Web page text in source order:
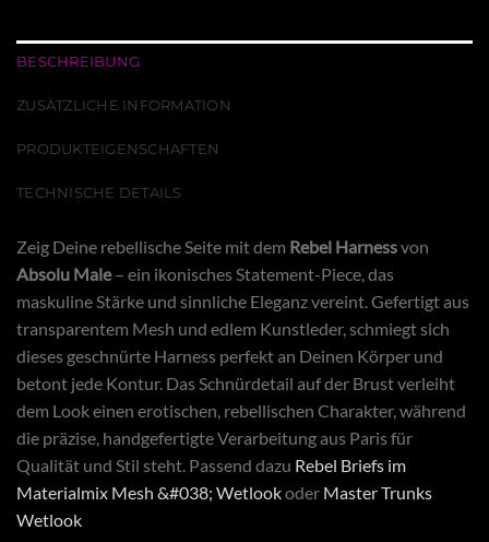
BESCHREIBUNG
ZUSÄTZLICHE INFORMATION
PRODUKTEIGENSCHAFTEN
TECHNISCHE DETAILS
Zeig Deine rebellische Seite mit dem Rebel Harnessvon
Absolu Male– ein ikonisches Statement-Piece, das
maskuline Stärke und sinnliche Eleganz vereint. Gefertigt aus
transparentem Mesh und edlem Kunstleder, schmiegt sich
dieses geschnürte Harness perfekt an Deinen Körper und
betont jede Kontur. Das Schnürdetail auf der Brust verleiht
dem Look einen erotischen, rebellischen Charakter, während
die präzise, handgefertigte Verarbeitung aus Paris für
Qualität und Stil steht. Passend dazu Rebel Briefs im
Materialmix Mesh &#038; Wetlookoder Master Trunks
Wetlook